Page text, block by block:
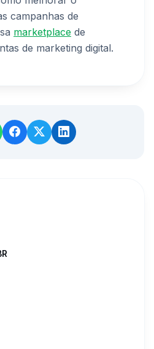
campanhas de
marketplace de
de marketing digital.